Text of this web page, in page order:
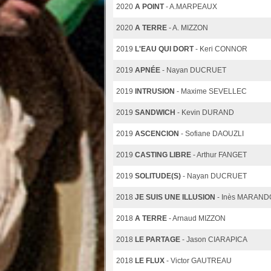
2020 A POINT - A.MARPEAUX
2020 A TERRE - A. MIZZON
2019 L'EAU QUI DORT - Keri CONNOR
2019 APNÉE - Nayan DUCRUET
2019 INTRUSION - Maxime SEVELLEC
2019 SANDWICH - Kevin DURAND
2019 ASCENCION - Sofiane DAOUZLI
2019 CASTING LIBRE - Arthur FANGET
2019 SOLITUDE(S) - Nayan DUCRUET
2018 JE SUIS UNE ILLUSION - Inès
2018 A TERRE - Arnaud MIZZON
2018 LE PARTAGE - Jason CIARAPICA
2018 LE FLUX - Victor GAUTREAU